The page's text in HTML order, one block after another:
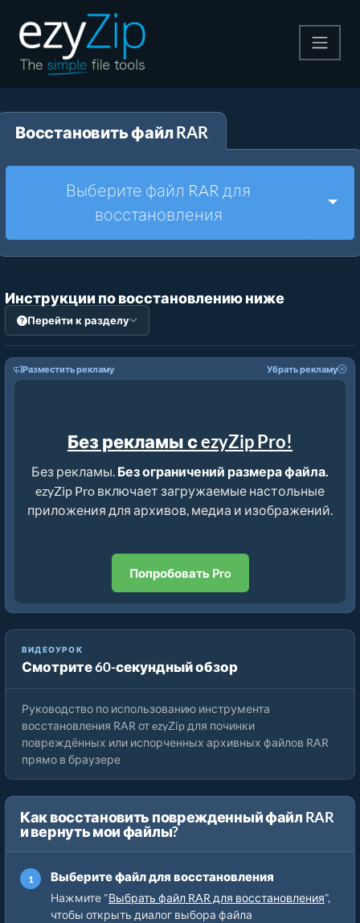
Pаспаковывайте
Другие инструменты
Восстановить файл RAR
Выберите файл RAR для
восстановления
Инструкции по восстановлению ниже
Перейти к разделу
Разместить рекламу Убрать рекламу
Без рекламы с ezyZip Pro!
Без рекламы. Без ограничений размера файла.
ezyZip Pro включает загружаемые настольные
приложения для архивов, медиа и изображений.
Попробовать Pro
ВИДЕОУРОК
Смотрите 60-секундный обзор
Как исправить повреждённые файлы RAR онлайн
бесплатно
Руководство по использованию инструмента
восстановления RAR от ezyZip для починки
повреждённых или испорченных архивных файлов RAR
прямо в браузере
Как восстановить поврежденный файл RAR
и вернуть мои файлы?
Выберите файл для восстановления
Нажмите "Выбрать файл RAR для восстановления",
чтобы открыть диалог выбора файла